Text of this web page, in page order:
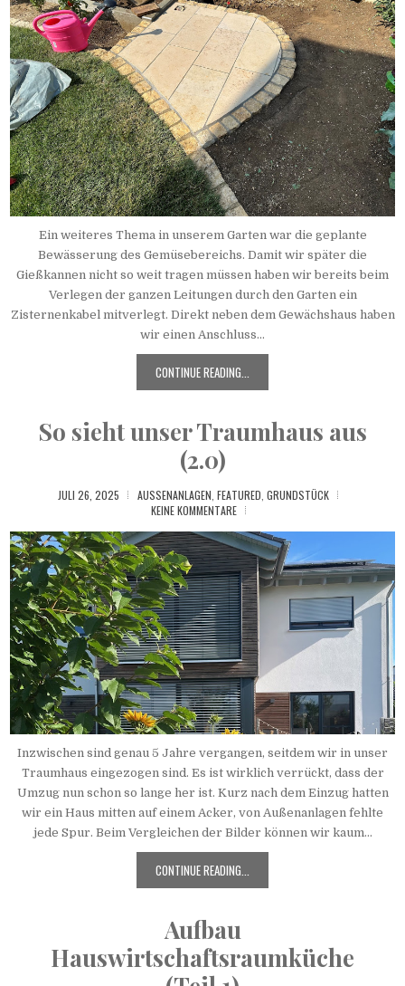
Ein weiteres Thema in unserem Garten war die geplante
Bewässerung des Gemüsebereichs. Damit wir später die
Gießkannen nicht so weit tragen müssen haben wir bereits beim
Verlegen der ganzen Leitungen durch den Garten ein
Zisternenkabel mitverlegt. Direkt neben dem Gewächshaus haben
wir einen Anschluss...
CONTINUE READING...
So sieht unser Traumhaus aus
(2.0)
JULI 26, 2025 AUSSENANLAGEN FEATURED GRUNDSTÜCK
KEINE KOMMENTARE
Inzwischen sind genau 5 Jahre vergangen, seitdem wir in unser
Traumhaus eingezogen sind. Es ist wirklich verrückt, dass der
Umzug nun schon so lange her ist. Kurz nach dem Einzug hatten
wir ein Haus mitten auf einem Acker, von Außenanlagen fehlte
jede Spur. Beim Vergleichen der Bilder können wir kaum...
CONTINUE READING...
Aufbau
Hauswirtschaftsraumküche